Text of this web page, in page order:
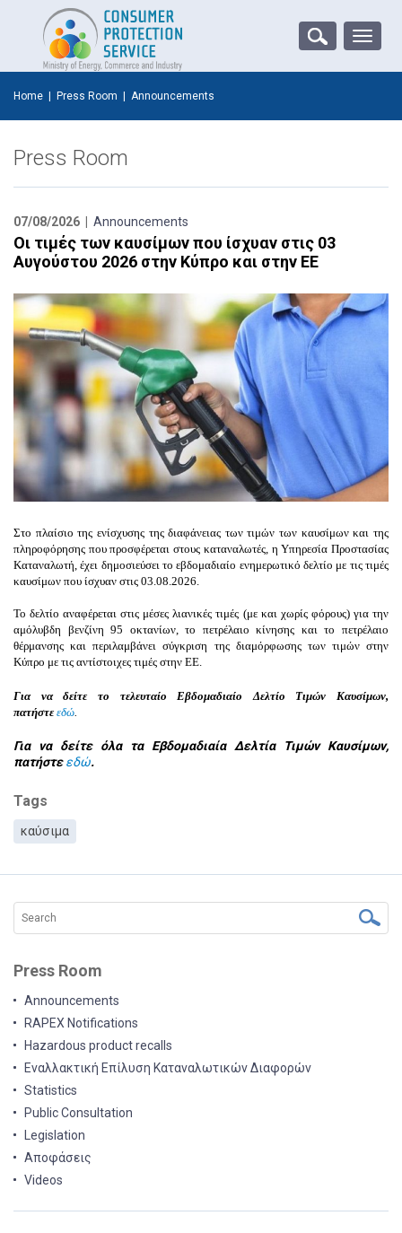
Toggle
Home Press Room Announcements
Press Room
07/08/2026 | Announcements
Οι τιμές των καυσίμων που ίσχυαν στις 03
Αυγούστου 2026 στην Κύπρο και στην ΕΕ
Στο πλαίσιο της ενίσχυσης της διαφάνειας των τιμών των καυσίμων και της
πληροφόρησης που προσφέρεται στους καταναλωτές, η Υπηρεσία Προστασίας
Καταναλωτή, έχει δημοσιεύσει το εβδομαδιαίο ενημερωτικό δελτίο με τις τιμές
καυσίμων που ίσχυαν στις 03.08.2026.
Το δελτίο αναφέρεται στις μέσες λιανικές τιμές (με και χωρίς φόρους) για την
αμόλυβδη βενζίνη 95 οκτανίων, το πετρέλαιο κίνησης και το πετρέλαιο
θέρμανσης και περιλαμβάνει σύγκριση της διαμόρφωσης των τιμών στην
Κύπρο με τις αντίστοιχες τιμές στην ΕΕ.
Για να δείτε το τελευταίο Εβδομαδιαίο
Δελτίο Τιμών Καυσίμων,
πατήστε εδώ.
Για να δείτε όλα τα Εβδομαδιαία Δελτία Τιμών Καυσίμων,
πατήστε εδώ.
Tags
καύσιμα
Press Room
Announcements
RAPEX Notifications
Hazardous product recalls
Εναλλακτική Επίλυση Καταναλωτικών Διαφορών
Statistics
Public Consultation
Legislation
Αποφάσεις
Videos